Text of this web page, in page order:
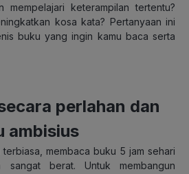
mempelajari keterampilan tertentu?
kosa kata? Pertanyaan ini
buku yang ingin kamu baca serta
perlahan dan
ambisius
membaca buku 5 jam sehari
sangat berat. Untuk membangun